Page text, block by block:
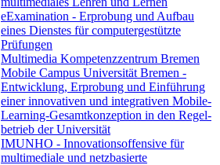
eExamination - Erprobung und Aufbau
eines Dienstes für computergestützte
Prüfungen
Multimedia Kompetenzzentrum Bremen
Mobile Campus Universität Bremen -
Entwicklung, Erprobung und Einführung
einer innovativen und integrativen Mobile-
Learning-Gesamtkonzeption in den Regel-
betrieb der Universität
IMUNHO - Innovationsoffensive für
multimediale und netzbasierte